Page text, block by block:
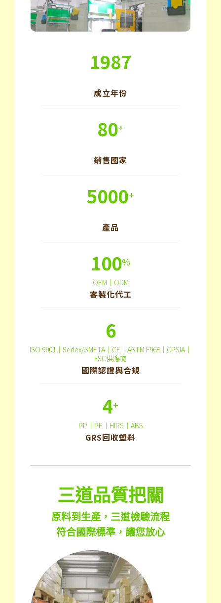
1987
成立年份
80+
銷售國家
5000+
產品
100%
OEM｜ODM
客製化代工
6
ISO 9001｜Sedex/SMETA｜CE｜ASTM F963｜CPSIA｜
FSC供應商
國際認證與合規
4+
PP｜PE｜HIPS｜ABS
GRS回收塑料
三道品質把關
原料到生產，三道檢驗流程
符合國際標準，讓您放心